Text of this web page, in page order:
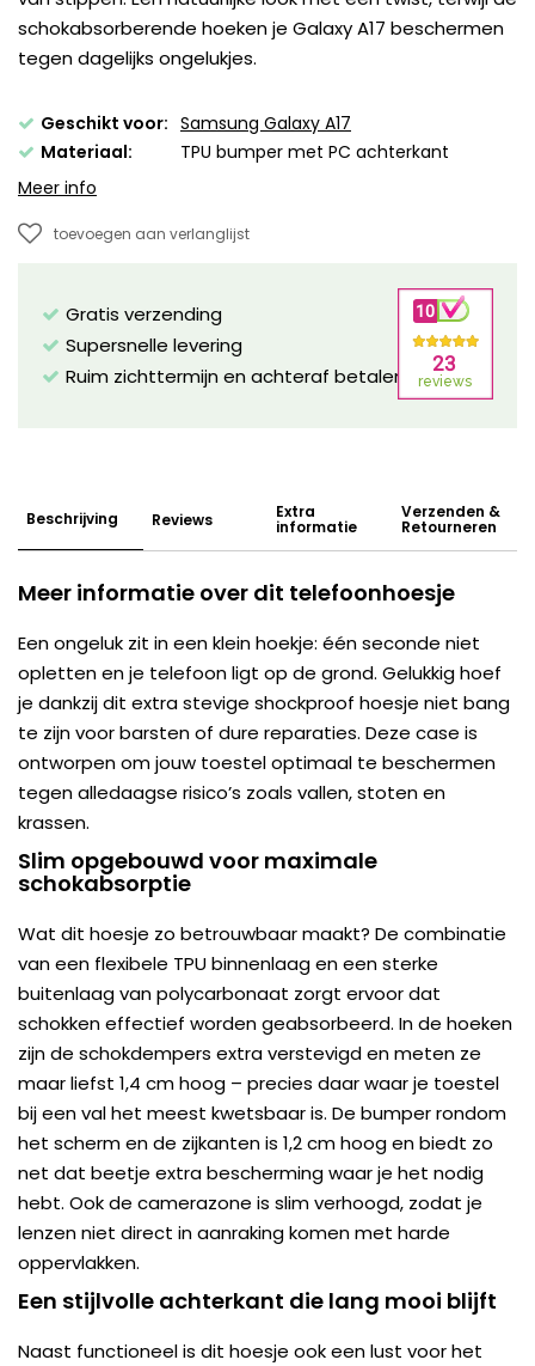
schokabsorberende hoeken je Galaxy A17 beschermen
tegen dagelijks ongelukjes.
Geschikt voor: Samsung Galaxy A17
Materiaal:
TPU bumper met PC achterkant
Meer info
toevoegen aan verlanglijst
Gratis verzending
Supersnelle levering
Ruim zichttermijn en achteraf betalen mogelijk!
Beschrijving Reviews Extra
informatie
Verzenden &
Retourneren
Meer informatie over dit telefoonhoesje
Een ongeluk zit in een klein hoekje: één seconde niet
opletten en je telefoon ligt op de grond. Gelukkig hoef
je dankzij dit extra stevige shockproof hoesje niet bang
te zijn voor barsten of dure reparaties. Deze case is
ontworpen om jouw toestel optimaal te beschermen
tegen alledaagse risico’s zoals vallen, stoten en
krassen.
Slim opgebouwd voor maximale
schokabsorptie
Wat dit hoesje zo betrouwbaar maakt? De combinatie
van een flexibele TPU binnenlaag en een sterke
buitenlaag van polycarbonaat zorgt ervoor dat
schokken effectief worden geabsorbeerd. In de hoeken
zijn de schokdempers extra verstevigd en meten ze
maar liefst 1,4 cm hoog – precies daar waar je toestel
bij een val het meest kwetsbaar is. De bumper rondom
het scherm en de zijkanten is 1,2 cm hoog en biedt zo
net dat beetje extra bescherming waar je het nodig
hebt. Ook de camerazone is slim verhoogd, zodat je
lenzen niet direct in aanraking komen met harde
oppervlakken.
Een stijlvolle achterkant die lang mooi blijft
Naast functioneel is dit hoesje ook een lust voor het